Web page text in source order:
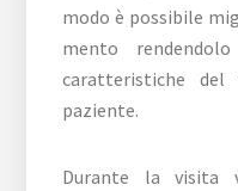
modo è possibile
mento
caratteristiche
paziente.
Durante la visita